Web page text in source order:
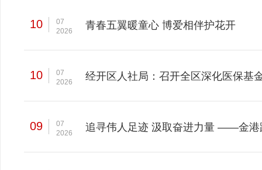
10
07
2026
青春五翼暖童心 博爱相伴护花开
10
07
2026
经开区人社局：召开全区深化医保基
09
07
2026
追寻伟人足迹 汲取奋进力量 ——金港